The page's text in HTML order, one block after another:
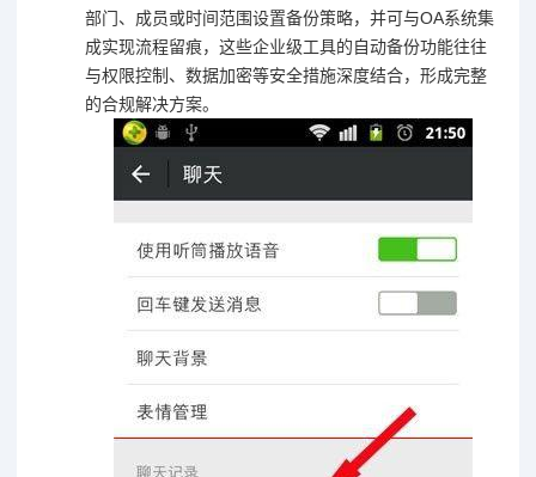
部门、成员或时间范围设置备份策略，并可与OA系统集
成实现流程留痕，这些企业级工具的自动备份功能往往
与权限控制、数据加密等安全措施深度结合，形成完整
的合规解决方案。